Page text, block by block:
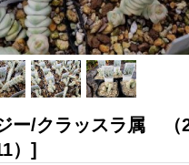
ー/クラッスラ属 （
）]